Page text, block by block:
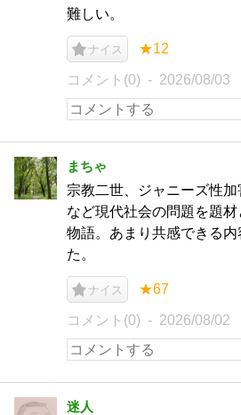
難しい。
ナイス ★12
コメント(0) 2026/08/03
まちゃ
宗教二世、ジャニーズ性
など現代社会の問題を題
物語。あまり共感できる
た。
ナイス ★67
コメント(0) 2026/08/02
迷人